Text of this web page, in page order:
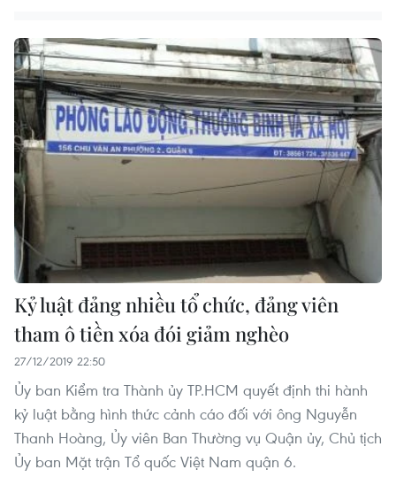
Kỷ luật đảng nhiều tổ chức, đảng viên
tham ô tiền xóa đói giảm nghèo
27/12/2019 22:50
Ủy ban Kiểm tra Thành ủy TP.HCM quyết định thi hành
kỷ luật bằng hình thức cảnh cáo đối với ông Nguyễn
Thanh Hoàng, Ủy viên Ban Thường vụ Quận ủy, Chủ tịch
Ủy ban Mặt trận Tổ quốc Việt Nam quận 6.